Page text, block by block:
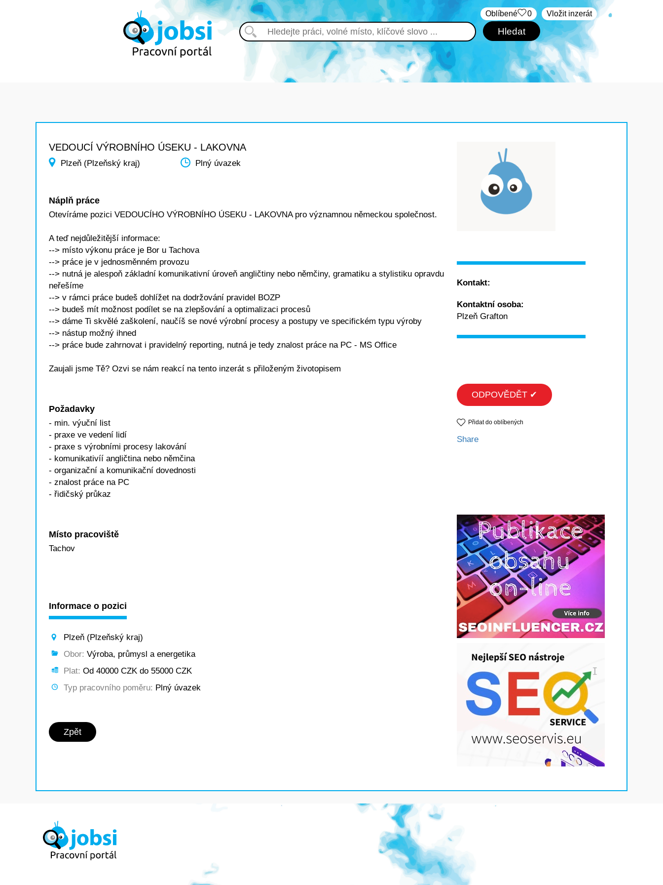
Vložit inzerát
Oblíbené 0
VEDOUCÍ VÝROBNÍHO ÚSEKU - LAKOVNA
Plzeň (Plzeňský kraj) Plný úvazek
Náplň práce
Otevíráme pozici VEDOUCÍHO VÝROBNÍHO ÚSEKU - LAKOVNA pro významnou německou společnost.
A teď nejdůležitější informace:
--> místo výkonu práce je Bor u Tachova
--> práce je v jednosměnném provozu
--> nutná je alespoň základní komunikativní úroveň angličtiny nebo němčiny, gramatiku a stylistiku opravdu
neřešíme
--> v rámci práce budeš dohlížet na dodržování pravidel BOZP
--> budeš mít možnost podílet se na zlepšování a optimalizaci procesů
--> dáme Ti skvělé zaškolení, naučíš se nové výrobní procesy a postupy ve specifickém typu výroby
--> nástup možný ihned
--> práce bude zahrnovat i pravidelný reporting, nutná je tedy znalost práce na PC - MS Office
Zaujali jsme Tě? Ozvi se nám reakcí na tento inzerát s přiloženým životopisem
Požadavky
- min. výuční list
- praxe ve vedení lidí
- praxe s výrobními procesy lakování
- komunikativíí angličtina nebo němčina
- organizační a komunikační dovednosti
- znalost práce na PC
- řidičský průkaz
Místo pracoviště
Tachov
Informace o pozici
Plzeň (Plzeňský kraj)
Obor: Výroba, průmysl a energetika
Plat: Od 40000 CZK do 55000 CZK
Typ pracovního poměru: Plný úvazek
Zpět
Kontakt:
Kontaktní osoba:
Plzeň Grafton
ODPOVĚDĚT ✔
Přidat do oblíbených
Share